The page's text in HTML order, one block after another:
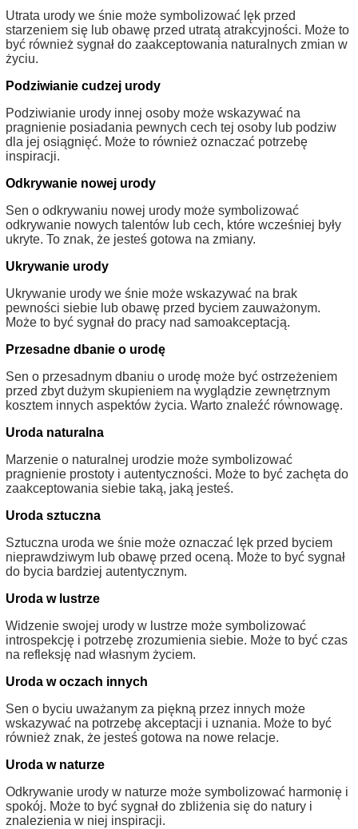
Utrata urody we śnie może symbolizować lęk przed
starzeniem się lub obawę przed utratą atrakcyjności. Może to
być również sygnał do zaakceptowania naturalnych zmian w
życiu.
Podziwianie cudzej urody
Podziwianie urody innej osoby może wskazywać na
pragnienie posiadania pewnych cech tej osoby lub podziw
dla jej osiągnięć. Może to również oznaczać potrzebę
inspiracji.
Odkrywanie nowej urody
Sen o odkrywaniu nowej urody może symbolizować
odkrywanie nowych talentów lub cech, które wcześniej były
ukryte. To znak, że jesteś gotowa na zmiany.
Ukrywanie urody
Ukrywanie urody we śnie może wskazywać na brak
pewności siebie lub obawę przed byciem zauważonym.
Może to być sygnał do pracy nad samoakceptacją.
Przesadne dbanie o urodę
Sen o przesadnym dbaniu o urodę może być ostrzeżeniem
przed zbyt dużym skupieniem na wyglądzie zewnętrznym
kosztem innych aspektów życia. Warto znaleźć równowagę.
Uroda naturalna
Marzenie o naturalnej urodzie może symbolizować
pragnienie prostoty i autentyczności. Może to być zachęta do
zaakceptowania siebie taką, jaką jesteś.
Uroda sztuczna
Sztuczna uroda we śnie może oznaczać lęk przed byciem
nieprawdziwym lub obawę przed oceną. Może to być sygnał
do bycia bardziej autentycznym.
Uroda w lustrze
Widzenie swojej urody w lustrze może symbolizować
introspekcję i potrzebę zrozumienia siebie. Może to być czas
na refleksję nad własnym życiem.
Uroda w oczach innych
Sen o byciu uważanym za piękną przez innych może
wskazywać na potrzebę akceptacji i uznania. Może to być
również znak, że jesteś gotowa na nowe relacje.
Uroda w naturze
Odkrywanie urody w naturze może symbolizować harmonię i
spokój. Może to być sygnał do zbliżenia się do natury i
znalezienia w niej inspiracji.